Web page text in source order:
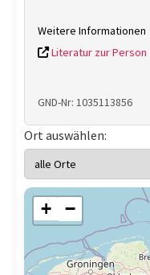
Weitere Informationen
Literatur zur Person
GND-Nr: 1035113856
Ort auswählen:
+ −